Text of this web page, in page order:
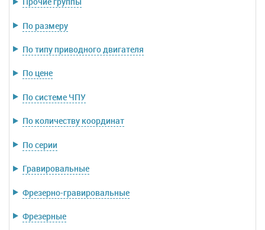
По размеру
По типу приводного двигателя
По цене
По системе ЧПУ
По количеству координат
По серии
Гравировальные
Фрезерно-гравировальные
Фрезерные